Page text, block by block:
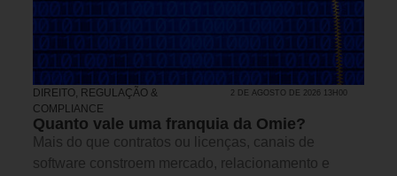
DIREITO, REGULAÇÃO &
COMPLIANCE
2 DE AGOSTO DE 2026 13H00
Quanto vale uma franquia da Omie?
Mais do que contratos ou licenças, canais de
software constroem mercado, relacionamento e